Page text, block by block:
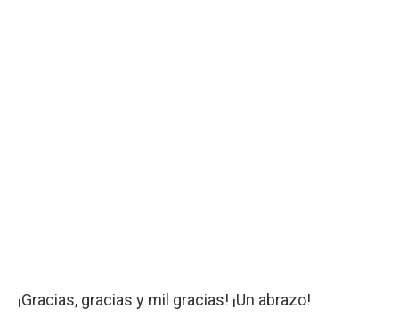
¡Gracias, gracias y mil gracias! ¡Un abrazo!